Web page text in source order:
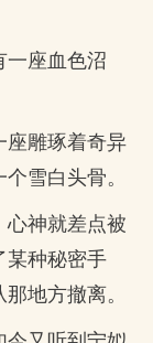
一座血色沼
座雕琢着奇异
雪白头骨。
神就差点被
某种秘密手
地方撤离。